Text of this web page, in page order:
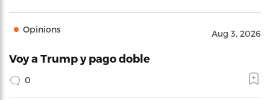
Opinions Aug 3, 2026
Voy a Trump y pago doble
0